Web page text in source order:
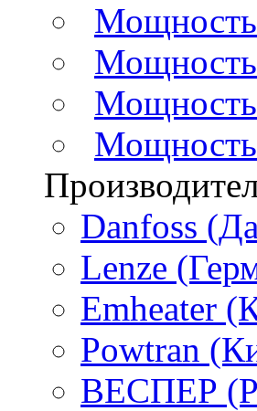
Мощность
Мощность
Мощность
Мощность
Danfoss
Lenze
Emheater
Powtran
ВЕСПЕР